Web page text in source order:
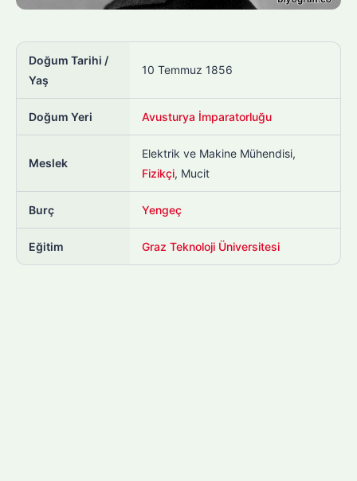
Doğum Tarihi /
Yaş
10 Temmuz 1856
Doğum Yeri Avusturya İmparatorluğu
Meslek
Elektrik ve Makine Mühendisi,
Fizikçi, Mucit
Burç Yengeç
Eğitim Graz Teknoloji Üniversitesi